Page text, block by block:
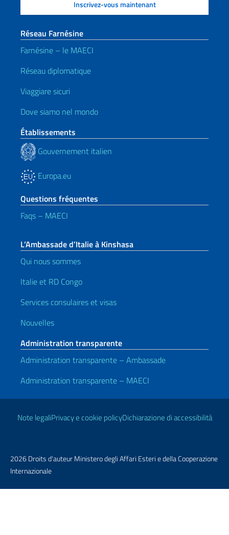
Réseau Farnésine
Farnésine – le MAECI
Réseau diplomatique
Viaggiare sicuri
Dove siamo nel mondo
Établissements
Gouvernement italien
Europa.eu
Questions fréquentes
Faqs – MAECI
L’Ambassade d’Italie à Kinshasa
Qui nous sommes
Italie et RD Congo
Services consulaires et visas
Nouvelles
Administration transparente
Administration transparente – Ambassade
Administration transparente – MAECI
Liens utiles
Note legaliPrivacy e cookie policyDichiarazione di accessibilità
2026 Droits d'auteur Ministero degli Affari Esteri e della Cooperazione
Internazionale